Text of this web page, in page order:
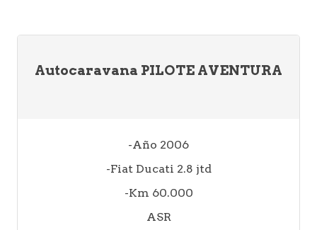
Autocaravana PILOTE AVENTURA
-Año 2006
-Fiat Ducati 2.8 jtd
-Km 60.000
ASR